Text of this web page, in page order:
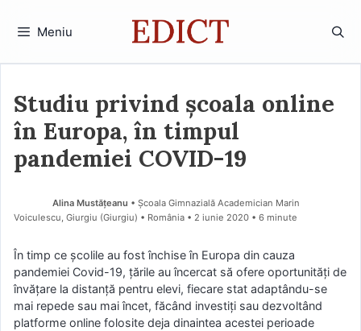
Meniu
Studiu privind școala online
în Europa, în timpul
pandemiei COVID-19
Alina Mustățeanu • Școala Gimnazială Academician Marin
Voiculescu, Giurgiu (Giurgiu) • România
2 iunie 2020 • 6 minute
În timp ce școlile au fost închise în Europa din cauza
pandemiei Covid-19, țările au încercat să ofere oportunități de
învățare la distanță pentru elevi, fiecare stat adaptându-se
mai repede sau mai încet, făcând investiți sau dezvoltând
platforme online folosite deja dinaintea acestei perioade